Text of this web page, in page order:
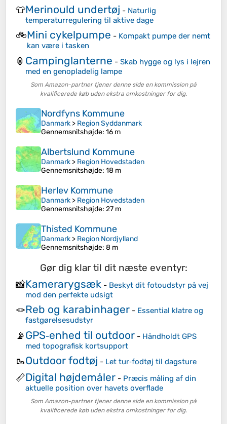
👕Merinould undertøj - Naturlig
temperaturregulering til aktive dage
🚲Mini cykelpumpe - Kompakt pumpe der nemt
kan være i tasken
🏮 Campinglanterne - Skab hygge og lys i lejren
med en genopladelig lampe
Som Amazon-partner tjener denne side en kommission på
kvalificerede køb uden ekstra omkostninger for dig.
Nordfyns Kommune
Danmark > Region Syddanmark
Gennemsnitshøjde: 16 m
Albertslund Kommune
Danmark > Region Hovedstaden
Gennemsnitshøjde: 18 m
Herlev Kommune
Danmark > Region Hovedstaden
Gennemsnitshøjde: 27 m
Thisted Kommune
Danmark > Region Nordjylland
Gennemsnitshøjde: 8 m
Gør dig klar til dit næste eventyr:
📸Kamerarygsæk - Beskyt dit fotoudstyr på vej
mod den perfekte udsigt
🪢Reb og karabinhager - Essential klatre og
fastgørelsesudstyr
📡GPS‑enhed til outdoor - Håndholdt GPS
med topografisk kortsupport
🥾Outdoor fodtøj - Let tur‑fodtøj til dagsture
📏Digital højdemåler - Præcis måling af din
aktuelle position over havets overflade
Som Amazon-partner tjener denne side en kommission på
kvalificerede køb uden ekstra omkostninger for dig.